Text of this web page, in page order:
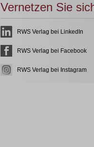
Vernetzen Sie
RWS Verlag bei LinkedIn
RWS Verlag bei Facebook
RWS Verlag bei Instagram